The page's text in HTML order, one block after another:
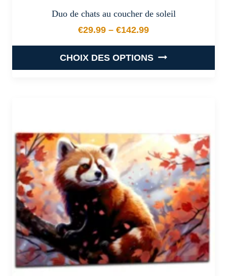
Duo de chats au coucher de soleil
€29.99 – €142.99
Plage de prix : €29.99 à
CHOIX DES OPTIONS
variations.
Les
options
peuvent
être
choisies
sur
la
page
du
produit